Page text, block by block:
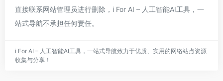
直接联系网站管理员进行删除，i For AI – 人工智能AI工具，一
站式导航不承担任何责任。
i For AI – 人工智能AI工具，一站式导航致力于优质、实用的网络站点资源
收集与分享！